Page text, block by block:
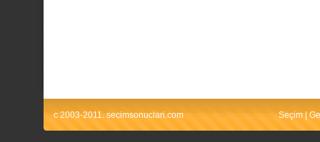
c 2003-2011. secimsonuclari.com Seçim